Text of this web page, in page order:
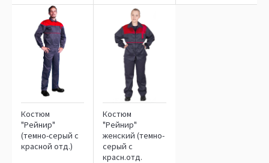
Костюм
"Рейнир"
(темно-серый с
красной отд.)
Костюм
"Рейнир"
женский (темно-
серый с
красн.отд.